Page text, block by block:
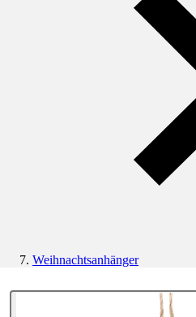
Weihnachtsanhänger